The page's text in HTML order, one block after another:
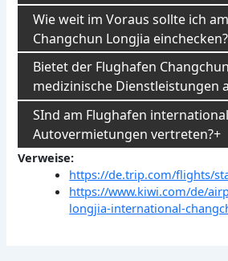
Wie weit im Voraus sollte ich
Changchun Longjia einchecken?
Bietet der Flughafen
medizinische Dienstleistungen
SInd am Flughafen
Autovermietungen vertreten?
Verweise:
https://de.trip.com/flights/
https://www.kiwi.com/de/
longjia-international-